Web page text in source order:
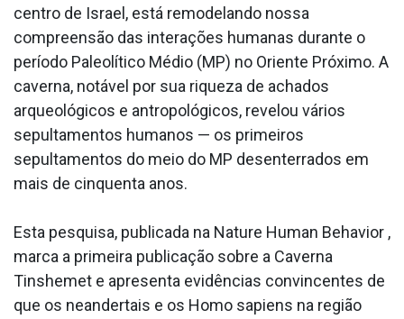
centro de Israel, está remodelando nossa
compreensão das interações humanas durante o
período Paleolítico Médio (MP) no Oriente Próximo. A
caverna, notável por sua riqueza de achados
arqueológicos e antropológicos, revelou vários
sepultamentos humanos — os primeiros
sepultamentos do meio do MP desenterrados em
mais de cinquenta anos.
Esta pesquisa, publicada na Nature Human Behavior ,
marca a primeira publicação sobre a Caverna
Tinshemet e apresenta evidências convincentes de
que os neandertais e os Homo sapiens na região